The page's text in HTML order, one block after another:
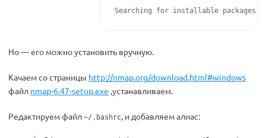
Но — его можно установить вручную.
Качаем со страницы http://nmap.org/download.html#windows
файл nmap-6.47-setup.exe ,устанавливаем.
Редактируем файл ~/.bashrc, и добавляем алиас: